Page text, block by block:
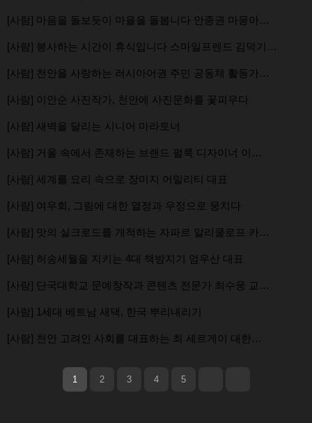
[사람] 마음을 돌보듯이 마을을 돌봅니다 안종권 마몽아…
[사람] 봉사하는 시간이 휴식입니다 스마일프렌드 김덕기…
[사람] 천안을 사랑하는 러시아어권 주민 공동체 활동가…
[사람] 이안순 사진작가, 천안에 사진문화를 꽃피우다
[사람] 새벽을 달리는 시니어 마라토너
[사람] 거울 속에서 존재하는 브랜드 펄룩 디자이너 이…
[사람] 세계를 요리 속으로 장미지 어밀리티 대표
[사람] 여우회, 그림에 대한 열정과 우정으로 뭉치다
[사람] 맛의 실크로드를 개척하는 자파르 알리쿨로프 카…
[사람] 허송세월을 지키는 4대 책방지기 엄우산 대표
[사람] 단국대학교 문예창작과 콘텐츠 전문가 최수웅 교…
[사람] 1세대 베트남 새댁, 한국 뿌리내리기
[사람] 천안 고려인 사회를 대표하는 최 세르게이 대한…
1 2 3 4 5